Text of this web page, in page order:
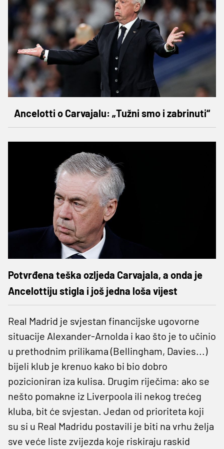
Ancelotti o Carvajalu: „Tužni smo i zabrinuti“
Potvrđena teška ozljeda Carvajala, a onda je
Ancelottiju stigla i još jedna loša vijest
Real Madrid je svjestan financijske ugovorne
situacije Alexander-Arnolda i kao što je to učinio
u prethodnim prilikama (Bellingham, Davies...)
bijeli klub je krenuo kako bi bio dobro
pozicioniran iza kulisa. Drugim riječima: ako se
nešto pomakne iz Liverpoola ili nekog trećeg
kluba, bit će svjestan. Jedan od prioriteta koji
su si u Real Madridu postavili je biti na vrhu želja
sve veće liste zvijezda koje riskiraju raskid